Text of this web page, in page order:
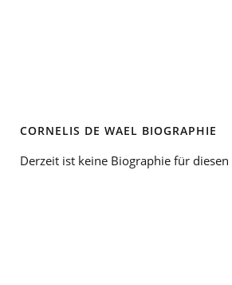
CORNELIS DE WAEL BIOGRAPHIE
Derzeit ist keine Biographie für